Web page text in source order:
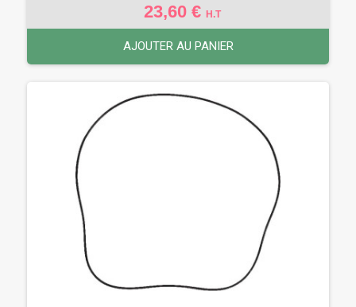
23,60 € H.T
AJOUTER AU PANIER